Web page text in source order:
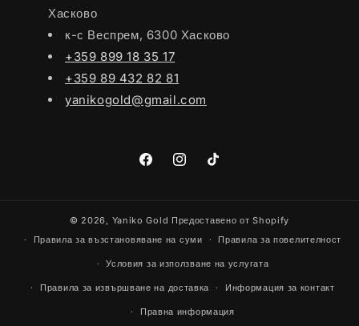
Хасково
к-с Веспрем, 6300 Хасково
+359 899 18 35 17
+359 89 432 82 81
yanikogold@gmail.com
FacebookInstagramTikTok
© 2026, Yaniko Gold Предоставено от Shopify
Правила за възстановяване на суми
Правила за повелителност
Условия за използване на услугата
Правила за извършване на доставка Информация за контакт
Правна информация